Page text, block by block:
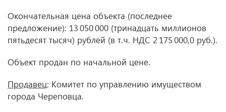
Окончательная цена объекта (последнее
предложение): 13 050 000 (тринадцать миллионов
пятьдесят тысяч) рублей (в т.ч. НДС 2 175 000,0 руб.).
Объект продан по начальной цене.
Продавец: Комитет по управлению имуществом
города Череповца.